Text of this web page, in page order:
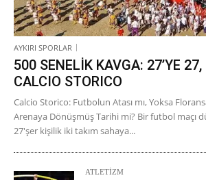
AYKIRI SPORLAR
500 SENELİK KAVGA: 27’YE 27,
CALCIO STORICO
Calcio Storico: Futbolun Atası mı, Yoksa
Arenaya Dönüşmüş Tarihi mi? Bir futbol maçı
27'şer kişilik iki takım sahaya...
ATLETİZM